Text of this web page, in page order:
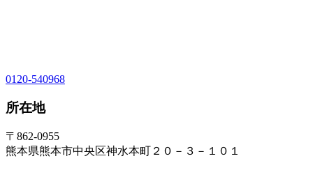
0120-540968
所在地
〒862-0955
熊本県熊本市中央区神水本町２０－３－１０１